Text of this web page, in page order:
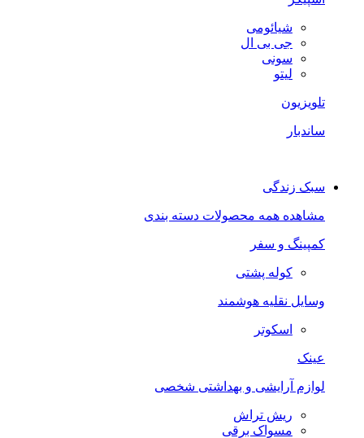
شیائومی
جی بی ال
سونی
لیتو
تلویزیون
ساندبار
سبک زندگی
مشاهده همه محصولات دسته بندی
کمپینگ و سفر
کوله پشتی
وسایل نقلیه هوشمند
اسکوتر
عینک
لوازم آرایشی و بهداشتی شخصی
ریش تراش
مسواک برقی